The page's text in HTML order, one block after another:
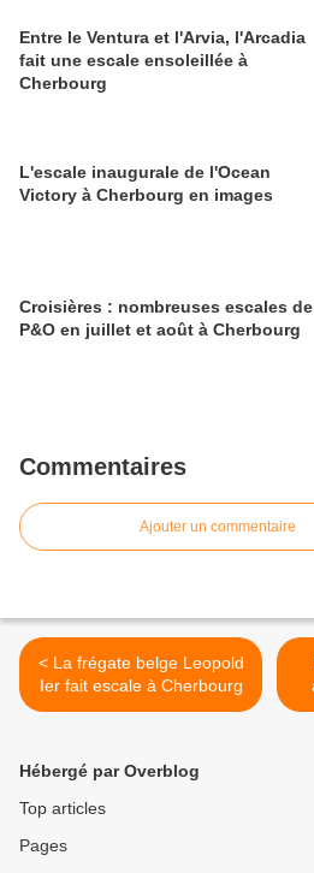
Entre le Ventura et l'Arvia, l'Arcadia
fait une escale ensoleillée à
Cherbourg
L'escale inaugurale de l'Ocean
Victory à Cherbourg en images
Croisières : nombreuses escales de
P&O en juillet et août à Cherbourg
Commentaires
Ajouter un commentaire
< La frégate belge Leopold
Ier fait escale à Cherbourg
Hébergé par Overblog
Top articles
Pages